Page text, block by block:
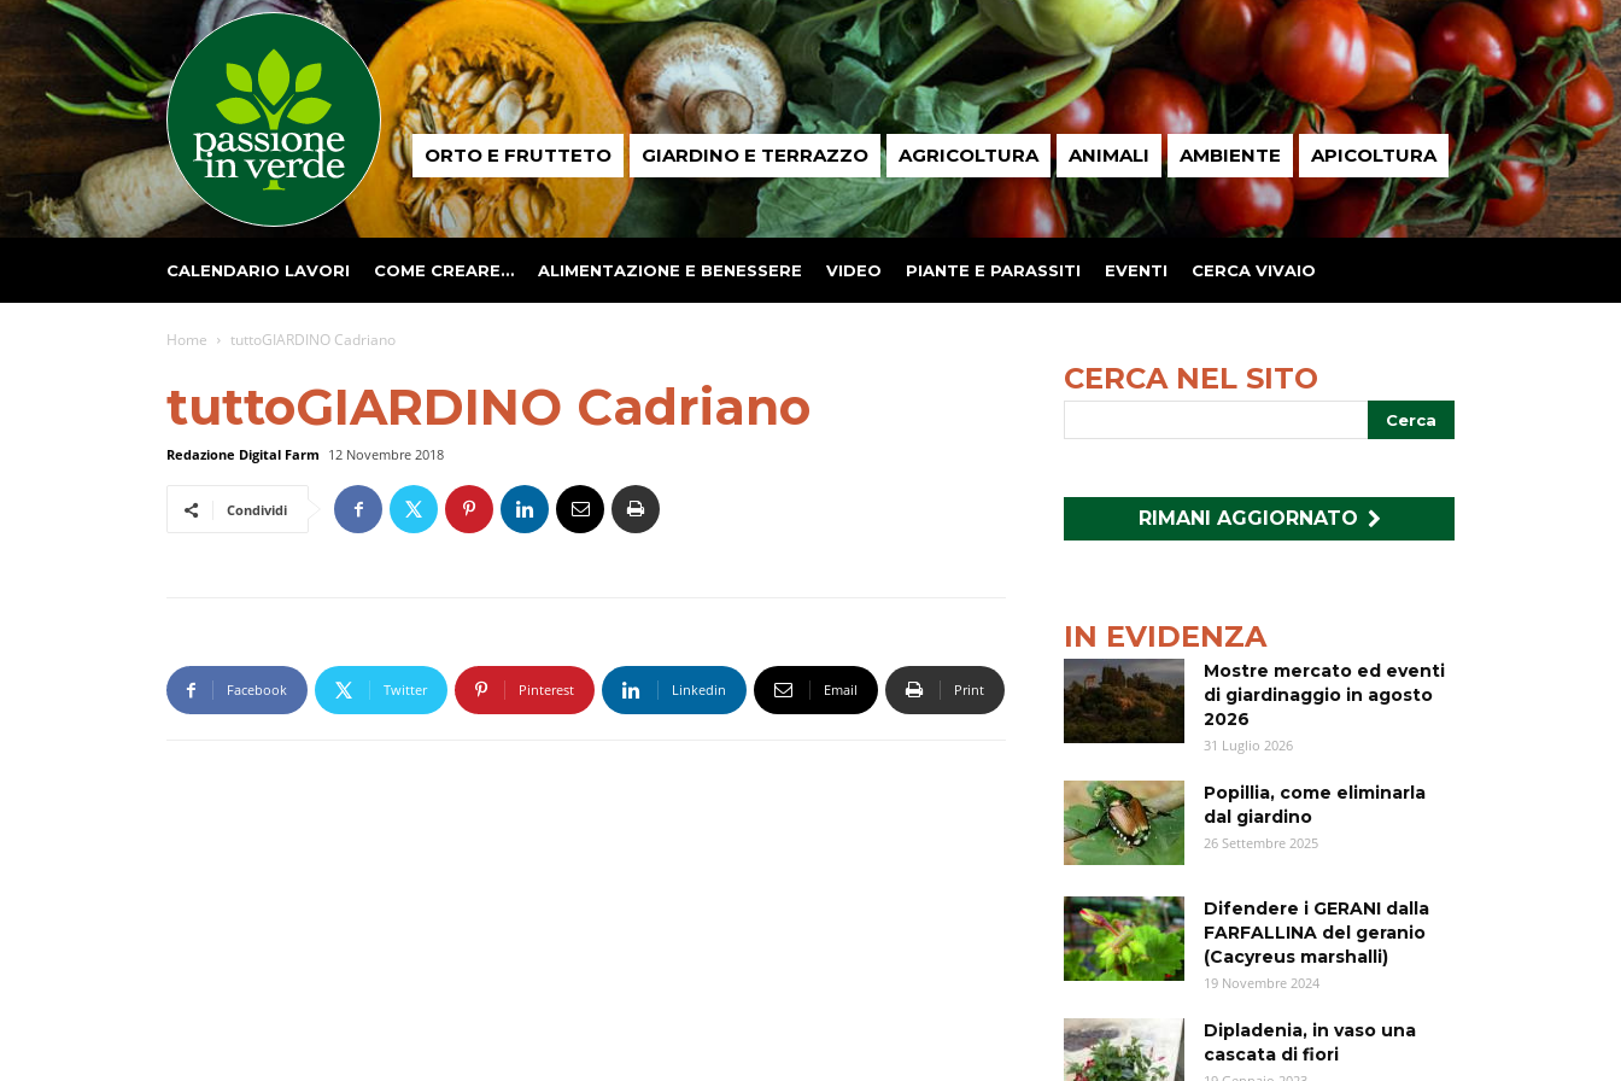
Passione
in ORTO E FRUTTETO GIARDINO E TERRAZZO AGRICOLTURA ANIMALI AMBIENTE APICOLTURA
CALENDARIO LAVORI COME CREARE… ALIMENTAZIONE E BENESSERE VIDEO PIANTE E PARASSITI EVENTI CERCA VIVAIO
Home tuttoGIARDINO Cadriano
tuttoGIARDINO Cadriano
Redazione Digital Farm 12 Novembre 2018
Condividi
Facebook Twitter Pinterest Linkedin Email Print
CERCA NEL SITO
RIMANI AGGIORNATO
IN EVIDENZA
Mostre mercato ed eventi
di giardinaggio in agosto
2026
31 Luglio 2026
Popillia, come eliminarla
dal giardino
26 Settembre 2025
Difendere i GERANI dalla
FARFALLINA del geranio
(Cacyreus marshalli)
19 Novembre 2024
Dipladenia, in vaso una
cascata di fiori